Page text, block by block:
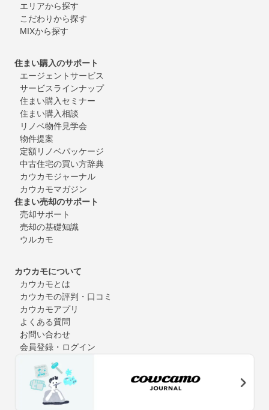
エリアから探す
こだわりから探す
MIXから探す
住まい購入のサポート
エージェントサービス
サービスラインナップ
住まい購入セミナー
住まい購入相談
リノベ物件見学会
物件提案
定額リノベパッケージ
中古住宅の買い方辞典
カウカモジャーナル
カウカモマガジン
住まい売却のサポート
売却サポート
売却の基礎知識
ウルカモ
カウカモについて
カウカモとは
カウカモの評判・口コミ
カウカモアプリ
よくある質問
お問い合わせ
会員登録・ログイン